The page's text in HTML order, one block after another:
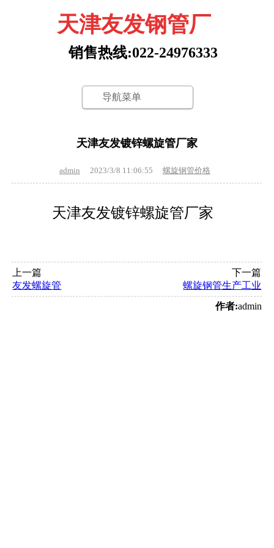
天津友发钢管厂
销售热线:022-24976333
导航菜单
天津友发镀锌螺旋管厂家
admin 2023/3/8 11:06:55 螺旋钢管价格
天津友发镀锌螺旋管厂家
上一篇
友发螺旋管
下一篇
螺旋钢管生产工业
作者:admin